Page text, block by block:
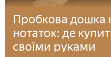
Пробкова дошка
нотаток: де
своїми руками